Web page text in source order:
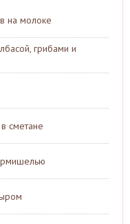
на молоке
грибами и
сметане